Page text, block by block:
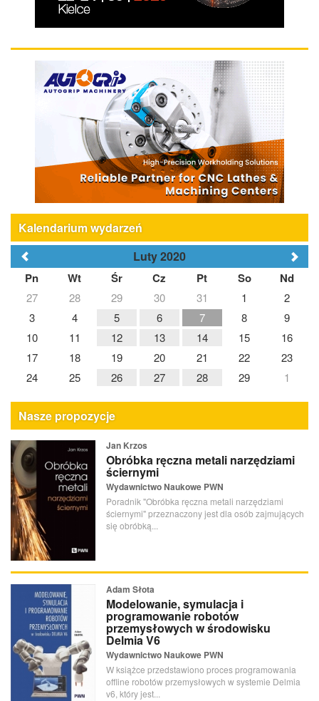
Kalendarium wydarzeń
Luty 2020
Pn Wt Śr Cz Pt So Nd
27 28 29 30 31 1
2
3
4 5 6 7 8
9
10
11 12 13 14 15
16
17
18 19 20 21 22
23
24
25 26 27 28 29 1
Nasze propozycje
Jan Krzos
Obróbka ręczna metali narzędziami
ściernymi
Wydawnictwo Naukowe PWN
Poradnik "Obróbka ręczna metali narzędziami
ściernymi" przeznaczony jest dla osób zajmujących
się obróbką...
Adam Słota
Modelowanie, symulacja i
programowanie robotów
przemysłowych w środowisku
Delmia V6
Wydawnictwo Naukowe PWN
W książce przedstawiono proces programowania
offline robotów przemysłowych w systemie Delmia
v6, który jest...